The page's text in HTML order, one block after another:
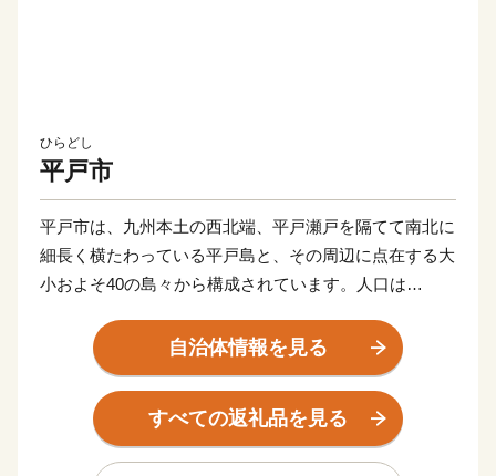
ひらどし
平戸市
平戸市は、九州本土の西北端、平戸瀬戸を隔てて南北に
細長く横たわっている平戸島と、その周辺に点在する大
小およそ40の島々から構成されています。人口は
も似ており、北は玄界灘、西は東シナ海を望んでいま
自治体情報を見る
すべての返礼品を見る